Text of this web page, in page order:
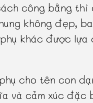
công bằng thì
không đẹp,
khác được lựa
cho tên con
và cảm xúc đặc